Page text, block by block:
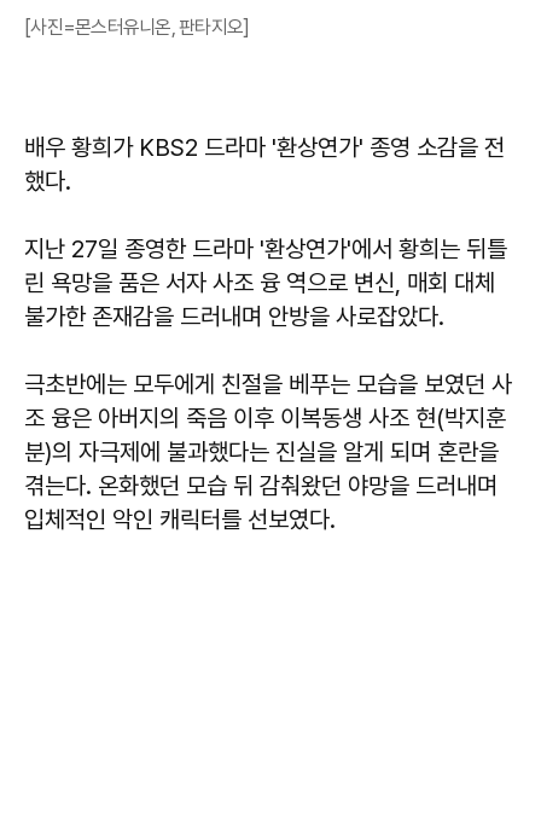
[사진=몬스터유니온, 판타지오]
배우 황희가 KBS2 드라마 '환상연가' 종영 소감을 전
했다.
지난 27일 종영한 드라마 '환상연가'에서 황희는 뒤틀
린 욕망을 품은 서자 사조 융 역으로 변신, 매회 대체
불가한 존재감을 드러내며 안방을 사로잡았다.
극초반에는 모두에게 친절을 베푸는 모습을 보였던 사
조 융은 아버지의 죽음 이후 이복동생 사조 현(박지훈
분)의 자극제에 불과했다는 진실을 알게 되며 혼란을
겪는다. 온화했던 모습 뒤 감춰왔던 야망을 드러내며
입체적인 악인 캐릭터를 선보였다.